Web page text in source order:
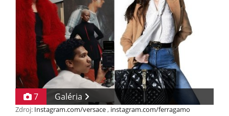
7 Galéria
Zdroj: Instagram.com/versace, instagram.com/ferragamo